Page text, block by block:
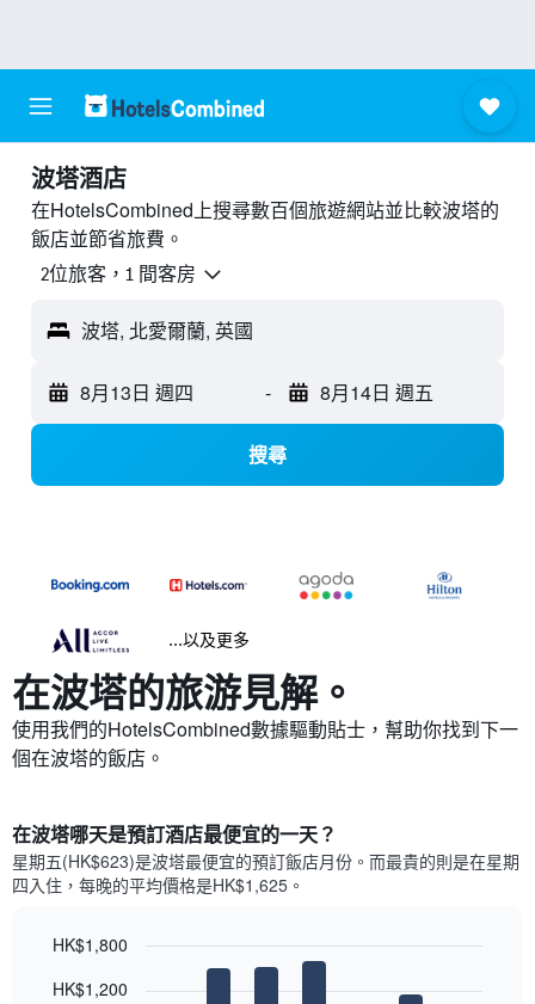
波塔酒店
在HotelsCombined上搜尋數百個旅遊網站並比較波塔的
飯店並節省旅費。
2位旅客，1 間客房
波塔, 北愛爾蘭, 英國
8月13日 週四 - 8月14日 週五
搜尋
...以及更多
在波塔​的旅游見解。
使用我們的HotelsCombined數據驅動貼士，幫助你找到下一
個在波塔​的飯店。
在波塔哪天是預訂酒店最便宜的一天？
星期五(HK$623)是波塔​最便宜的預訂飯店月份。而最貴的則是在星期
四​入住，每晚的平均價格是HK$1,625​​。
chart
graphic.
HK$1,200
HK$1,800